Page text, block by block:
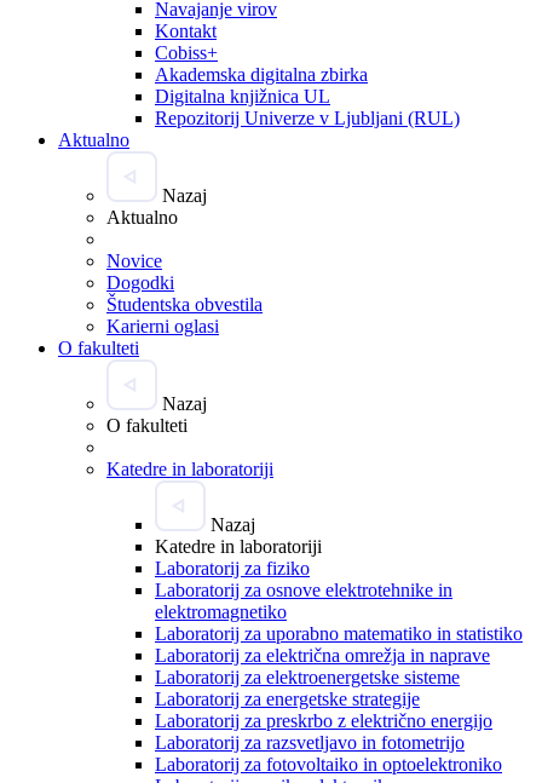
Navajanje virov
Kontakt
Cobiss+
Akademska digitalna zbirka
Digitalna knjižnica UL
Repozitorij Univerze v Ljubljani (RUL)
Aktualno
Nazaj
Aktualno
Novice
Dogodki
Študentska obvestila
Karierni oglasi
O fakulteti
Nazaj
O fakulteti
Katedre in laboratoriji
Nazaj
Katedre in laboratoriji
Laboratorij za fiziko
Laboratorij za osnove elektrotehnike in
elektromagnetiko
Laboratorij za uporabno matematiko in statistiko
Laboratorij za električna omrežja in naprave
Laboratorij za elektroenergetske sisteme
Laboratorij za energetske strategije
Laboratorij za preskrbo z električno energijo
Laboratorij za razsvetljavo in fotometrijo
Laboratorij za fotovoltaiko in optoelektroniko